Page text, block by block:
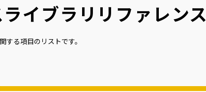
イブラリリファレンス
する項目のリストです。